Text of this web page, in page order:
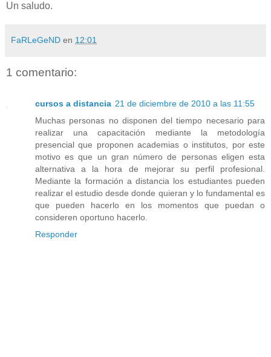
Un saludo.
FaRLeGeND en 12:01
1 comentario:
cursos a distancia 21 de diciembre de 2010 a las 11:55
Muchas personas no disponen del tiempo necesario para
realizar una capacitación mediante la metodología
presencial que proponen academias o institutos, por este
motivo es que un gran número de personas eligen esta
alternativa a la hora de mejorar su perfil profesional.
Mediante la formación a distancia los estudiantes pueden
realizar el estudio desde donde quieran y lo fundamental es
que pueden hacerlo en los momentos que puedan o
consideren oportuno hacerlo.
Responder